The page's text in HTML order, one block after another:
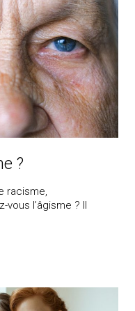
?
racisme,
vous l’âgisme ? Il